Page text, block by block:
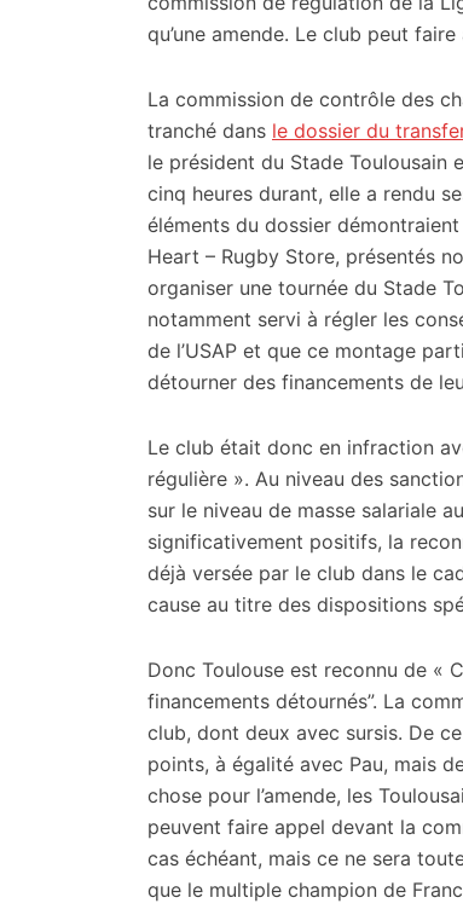
faits
initiatives
citoyennes
qu’une amende. Le club peut
La commission de contrôle des
tranché dans le dossier du
le président du Stade Toulousain
cinq heures durant, elle a rendu
éléments du dossier
Heart – Rugby Store, présentés
organiser une tournée du Stade
notamment servi à régler les
de l’USAP et que ce montage
détourner des financements de
Le club était donc en infraction
régulière ». Au niveau des
sur le niveau de masse salariale
significativement positifs, la
déjà versée par le club dans le
cause au titre des dispositions
Donc Toulouse est reconnu de «
financements détournés”. La
club, dont deux avec sursis. De
points, à égalité avec Pau, mais
chose pour l’amende, les
peuvent faire appel devant la
cas échéant, mais ce ne sera
que le multiple champion de